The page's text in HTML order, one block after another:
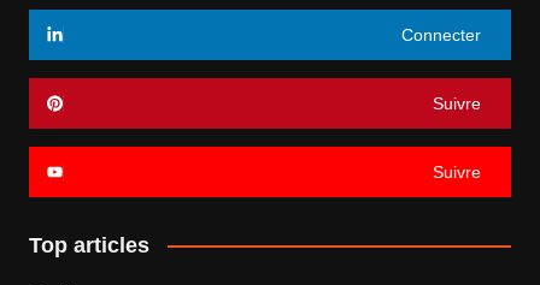
Connecter
Suivre
Suivre
Top articles